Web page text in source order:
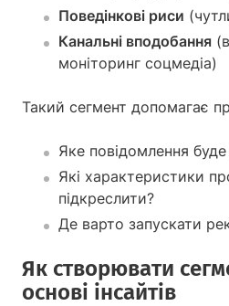
Поведінкові риси
Канальні вподобання
моніторинг соцмедіа)
Такий сегмент допомагає
Яке повідомлення
Які характеристики
підкреслити?
Де варто запускати
Як створювати
основі інсайтів